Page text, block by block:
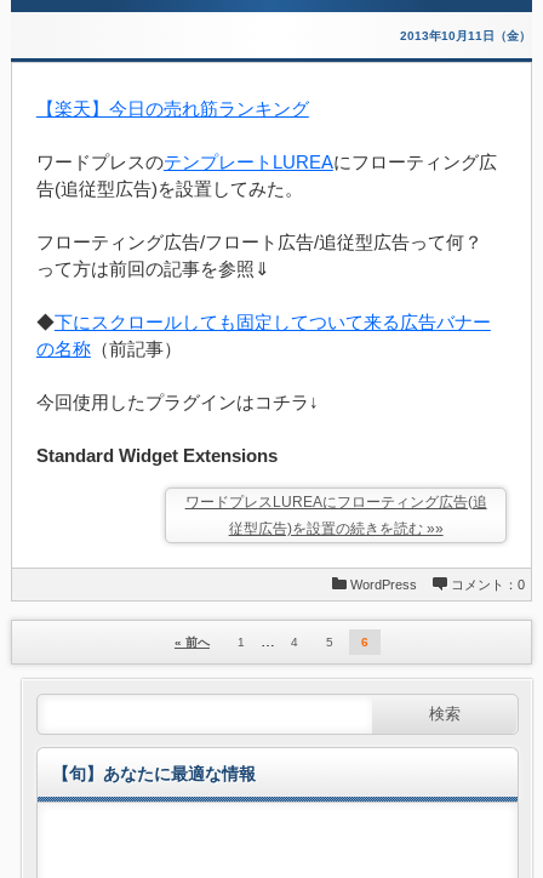
2013年10月11日（金）
【楽天】今日の売れ筋ランキング
ワードプレスのテンプレートLUREAにフローティング広
告(追従型広告)を設置してみた。
フローティング広告/フロート広告/追従型広告って何？
って方は前回の記事を参照⇓
◆下にスクロールしても固定してついて来る広告バナー
の名称（前記事）
今回使用したプラグインはコチラ↓
Standard Widget Extensions
ワードプレスLUREAにフローティング広告(追
従型広告)を設置の続きを読む »»
WordPress コメント：0
« 前へ 1 … 4 5 6
【旬】あなたに最適な情報